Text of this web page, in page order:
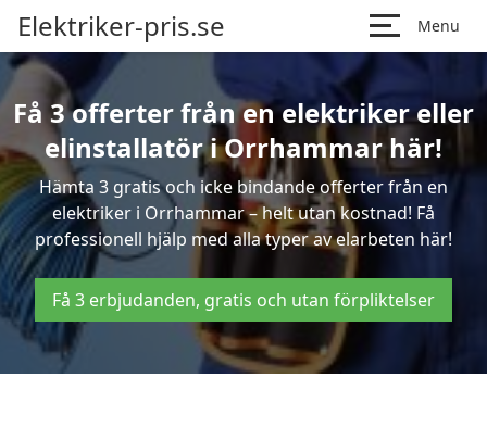
Elektriker-pris.se Menu
Få 3 offerter från en elektriker eller
elinstallatör i Orrhammar här!
Hämta 3 gratis och icke bindande offerter från en
elektriker i Orrhammar – helt utan kostnad! Få
professionell hjälp med alla typer av elarbeten här!
Få 3 erbjudanden, gratis och utan förpliktelser